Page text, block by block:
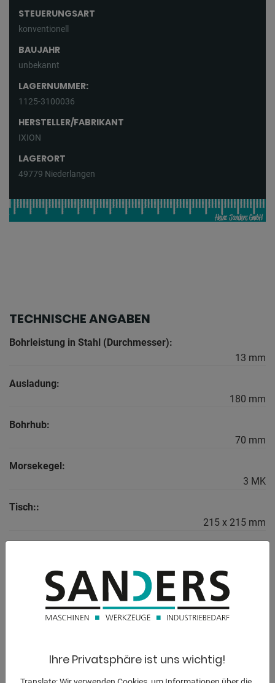
STEUERUNGSART
konventionell
BAUJAHR
unbekannt
LAGERNUMMER:
1125-3100036
HERSTELLER/FABRIKANT
IXION
LAGERORT
49779 Niederlangen
TECHNISCHE ANGABEN
Bohrleistung in Stahl (Durchmesser):
13 mm
Ausladung:
180 mm
Bohrhub:
70 mm
Morsekegel:
3 MK
Tisch::
215 x 215 mm
Motorleistung:
Ihre Privatsphäre ist uns wichtig!